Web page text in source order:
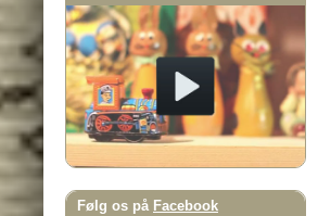
Følg os på Facebook